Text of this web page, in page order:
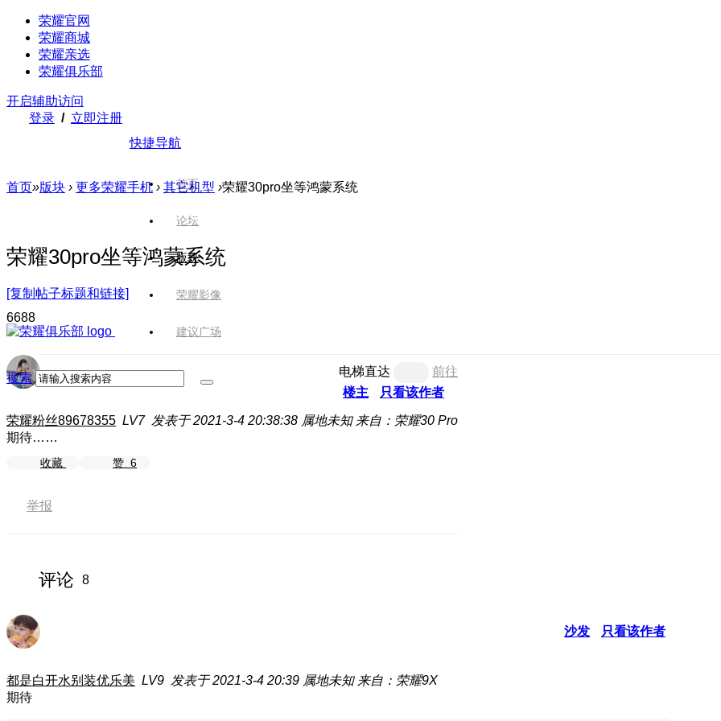
荣耀官网
荣耀商城
荣耀亲选
荣耀俱乐部
开启辅助访问
登录 / 立即注册
快捷导航
首页
论坛
版块
荣耀影像
建议广场
搜索
首页»版块 › 更多荣耀手机 › 其它机型 ›荣耀30pro坐等鸿蒙系统
荣耀30pro坐等鸿蒙系统
[复制帖子标题和链接]
6688
电梯直达
前往
楼主
只看该作者
荣耀粉丝89678355 LV7 发表于 2021-3-4 20:38:38 属地未知 来自：荣耀30 Pro
期待……
收藏 赞 6
举报
评论 8
沙发 只看该作者
都是白开水别装优乐美 LV9 发表于 2021-3-4 20:39 属地未知 来自：荣耀9X
期待